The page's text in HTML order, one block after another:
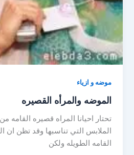
موضه و ازياء
الموضه والمرأه القصيره
تحتار احيانا المراه قصيره القامه
الملابس التي تناسبها وقد تظن
القامه الطويله ولكن